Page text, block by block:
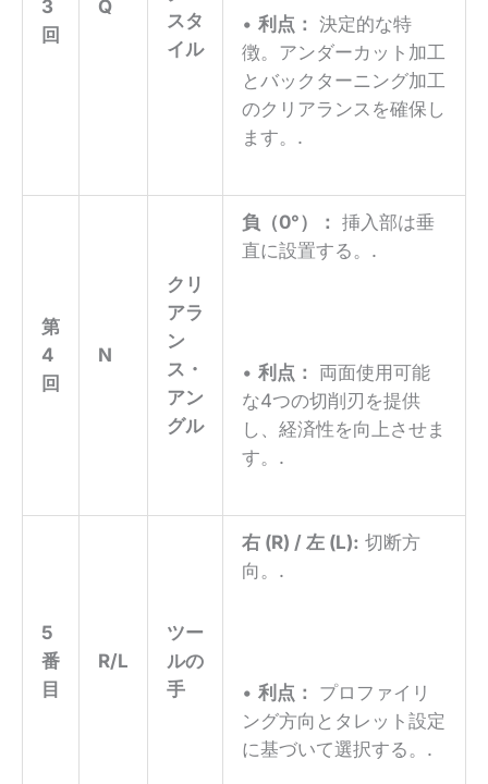
3
回
Q
スタ
イル
• 利点： 決定的な特
徴。アンダーカット加工
とバックターニング加工
のクリアランスを確保し
ます。.
第
4
回
N
クリ
アラ
ン
ス・
アン
グル
負（0°）： 挿入部は垂
直に設置する。.
• 利点：
両面使用可能
な4つの切削刃を提供
し、経済性を向上させま
す。.
5
番
目
R/L
ツー
ルの
手
右 (R) / 左 (L): 切断方
向。.
• 利点：
プロファイリ
ング方向とタレット設定
に基づいて選択する。.